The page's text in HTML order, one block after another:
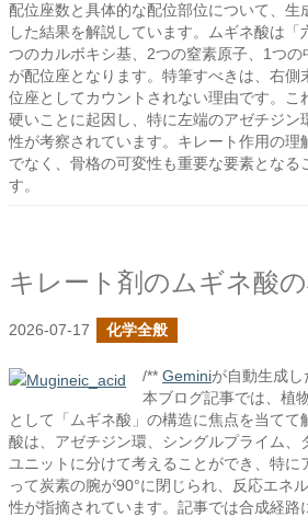
配位座数と具体的な配位部位について、生
した結果を解説しています。ムギネ酸は「
つのカルボキシ基、2つの窒素原子、1つ
が配位座となります。特筆すべきは、右側
位座としてカウントされない理由です。こ
硬いことに起因し、特に左端のアゼチジン
性が考察されています。キレート作用の理
でなく、骨格の可変性も重要な要素となる
す。
キレート剤のムギネ酸
2026-07-17 化学全般
/** Geminiが自動生成し
本ブログ記事では、植
として「ムギネ酸」の構造に焦点を当てて
酸は、アゼチジン環、シングルプライム、
ユニットに分けて考えることができ、特に
って炭素の腕が90°に閉じられ、反応エネ
性が指摘されています。記事では合成経路